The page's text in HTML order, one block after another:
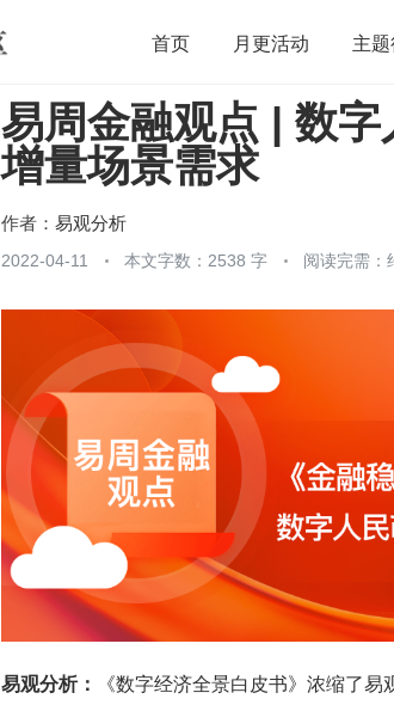
首页 月更活动 主
开源 架构 OpenHarmony 算
团队管理 程序员
易周金融观点 | 数
增量场景需求
作者： 易观分析
2022-04-11 本文字数：2538 字 阅读完需：
易观分析：
《数字经济全景白皮书》浓缩了